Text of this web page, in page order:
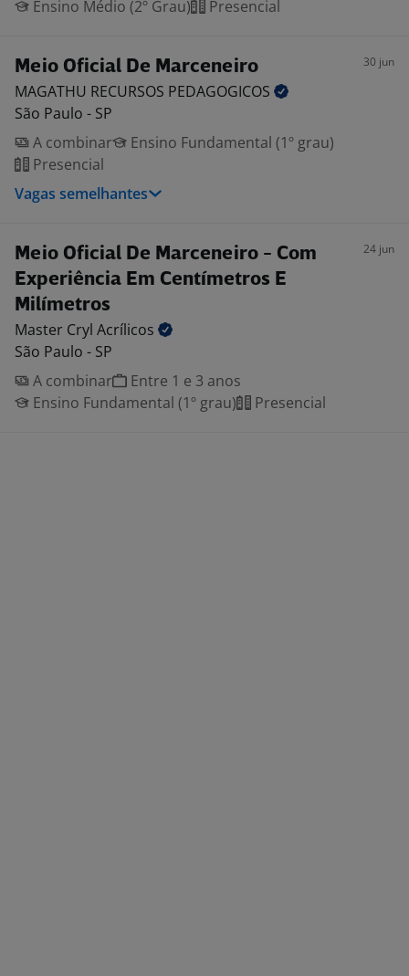
Ensino Médio (2º Grau) Presencial
Meio Oficial De Marceneiro 30 jun
MAGATHU RECURSOS PEDAGOGICOS
São Paulo - SP
A combinar
Ensino Fundamental (1º grau)
Presencial
Vagas semelhantes
Meio Oficial De Marceneiro - Com
Experiência Em Centímetros E
Milímetros
24 jun
Master Cryl Acrílicos
São Paulo - SP
A combinar
Entre 1 e 3 anos
Ensino Fundamental (1º grau)
Presencial